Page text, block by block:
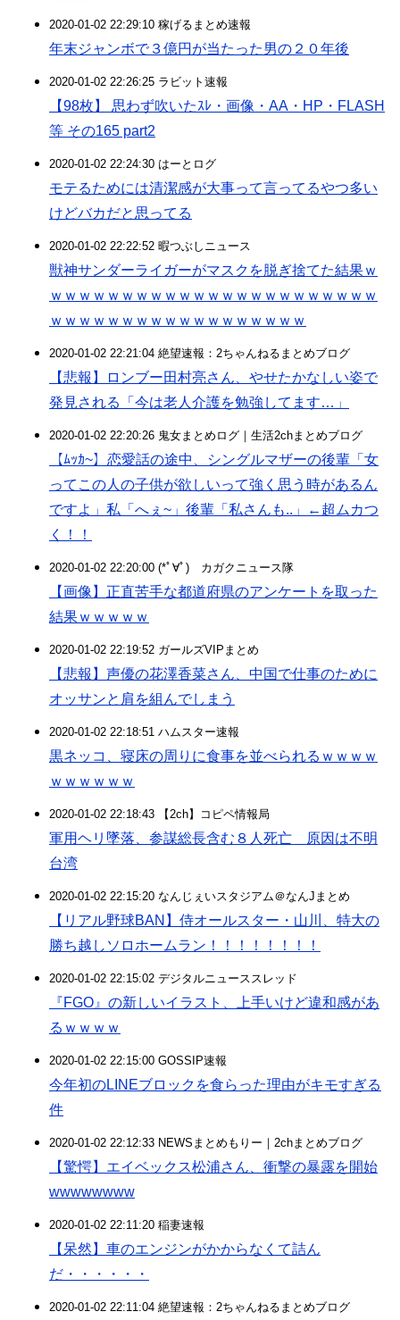
2020-01-02 22:29:10 稼げるまとめ速報
年末ジャンボで３億円が当たった男の２０年後
2020-01-02 22:26:25 ラビット速報
【98枚】 思わず吹いたｽﾚ・画像・AA・HP・FLASH
等 その165 part2
2020-01-02 22:24:30 はーとログ
モテるためには清潔感が大事って言ってるやつ多い
けどバカだと思ってる
2020-01-02 22:22:52 暇つぶしニュース
獣神サンダーライガーがマスクを脱ぎ捨てた結果ｗ
ｗｗｗｗｗｗｗｗｗｗｗｗｗｗｗｗｗｗｗｗｗｗｗ
ｗｗｗｗｗｗｗｗｗｗｗｗｗｗｗｗｗｗ
2020-01-02 22:21:04 絶望速報：2ちゃんねるまとめブログ
【悲報】ロンブー田村亮さん、やせたかなしい姿で
発見される「今は老人介護を勉強してます…」
2020-01-02 22:20:26 鬼女まとめログ｜生活2chまとめブログ
【ﾑｯｶ~】恋愛話の途中、シングルマザーの後輩「女
ってこの人の子供が欲しいって強く思う時があるん
ですよ」私「へぇ~」後輩「私さんも..」←超ムカつ
く！！
2020-01-02 22:20:00 (*ﾟ∀ﾟ)ゞカガクニュース隊
【画像】正直苦手な都道府県のアンケートを取った
結果ｗｗｗｗｗ
2020-01-02 22:19:52 ガールズVIPまとめ
【悲報】声優の花澤香菜さん、中国で仕事のために
オッサンと肩を組んでしまう
2020-01-02 22:18:51 ハムスター速報
黒ネッコ、寝床の周りに食事を並べられるｗｗｗｗ
ｗｗｗｗｗｗ
2020-01-02 22:18:43 【2ch】コピペ情報局
軍用ヘリ墜落、参謀総長含む８人死亡 原因は不明
台湾
2020-01-02 22:15:20 なんじぇいスタジアム＠なんJまとめ
【リアル野球BAN】侍オールスター・山川、特大の
勝ち越しソロホームラン！！！！！！！！
2020-01-02 22:15:02 デジタルニューススレッド
『FGO』の新しいイラスト、上手いけど違和感があ
るｗｗｗｗ
2020-01-02 22:15:00 GOSSIP速報
今年初のLINEブロックを食らった理由がキモすぎる
件
2020-01-02 22:12:33 NEWSまとめもりー｜2chまとめブログ
【驚愕】エイベックス松浦さん、衝撃の暴露を開始
wwwwwwww
2020-01-02 22:11:20 稲妻速報
【呆然】車のエンジンがかからなくて詰ん
だ・・・・・・
2020-01-02 22:11:04 絶望速報：2ちゃんねるまとめブログ